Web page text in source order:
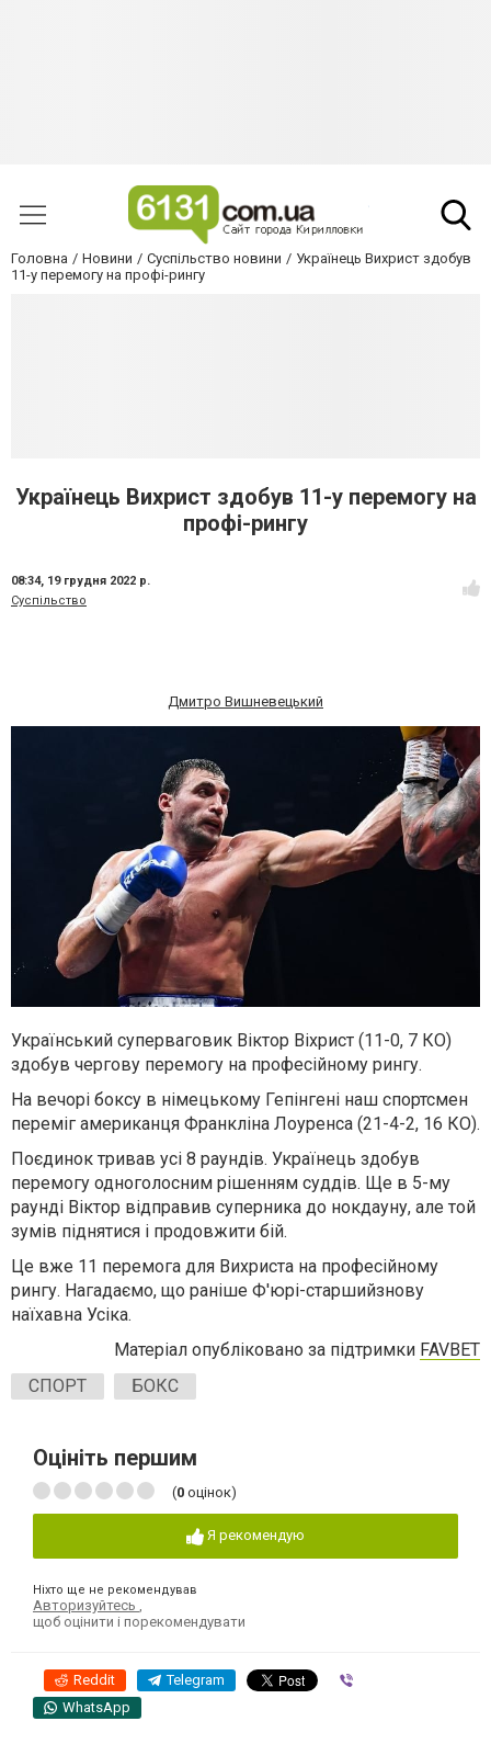
Головна Новини Суспільство новини
Українець Вихрист здобув
11-у перемогу на профі-рингу
Українець Вихрист здобув 11-у перемогу на
профі-рингу
08:34, 19 грудня 2022 р.
Суспільство
Дмитро Вишневецький
Український суперваговик Віктор Віхрист (11-0, 7 КО)
здобув чергову перемогу на професійному рингу.
На вечорі боксу в німецькому Гепінгені наш спортсмен
переміг американця Франкліна Лоуренса (21-4-2, 16 КО).
Поєдинок тривав усі 8 раундів. Українець здобув
перемогу одноголосним рішенням суддів. Ще в 5-му
раунді Віктор відправив суперника до нокдауну, але той
зумів піднятися і продовжити бій.
Це вже 11 перемога для Вихриста на професійному
рингу. Нагадаємо, що раніше Ф'юрі-старшийзнову
наїхавна Усіка.
Матеріал опубліковано за підтримки FAVBET
СПОРТ
БОКС
Оцініть першим
(0 оцінок)
Я рекомендую
Ніхто ще не рекомендував
Авторизуйтесь
щоб оцінити і порекомендувати
Reddit Telegram
WhatsApp